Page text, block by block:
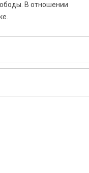
В отношении